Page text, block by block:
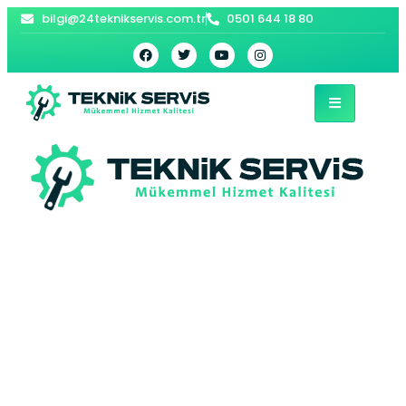
bilgi@24teknikservis.com.tr 0501 644 18 80